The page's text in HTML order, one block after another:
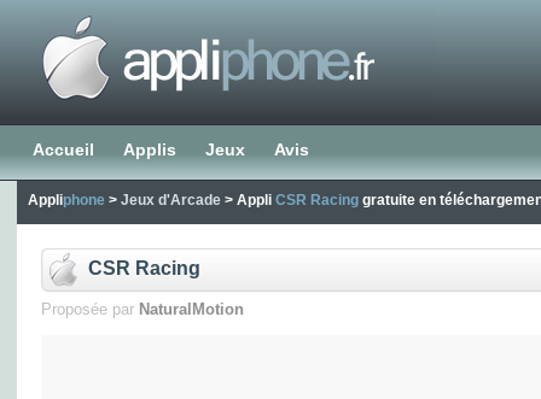
Accueil Applis Jeux Avis
Appliphone > Jeux d'Arcade > Appli CSR Racing gratuite en
CSR Racing
Proposée par NaturalMotion